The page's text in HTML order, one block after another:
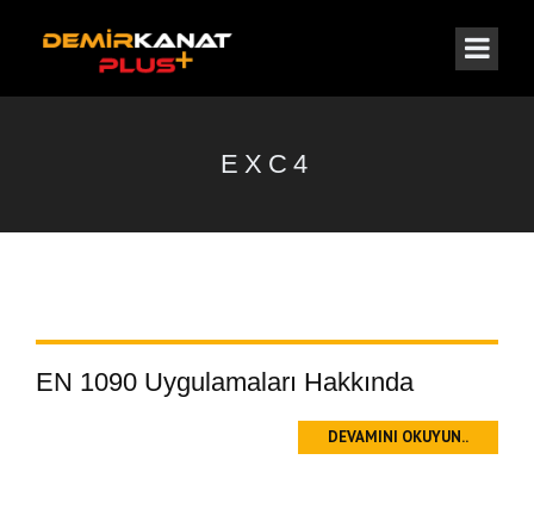
EXC4
EN 1090 Uygulamaları Hakkında
DEVAMINI OKUYUN..